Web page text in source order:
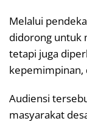
Melalui
didorong untuk
tetapi juga
kepemimpinan,
Audiensi
masyarakat